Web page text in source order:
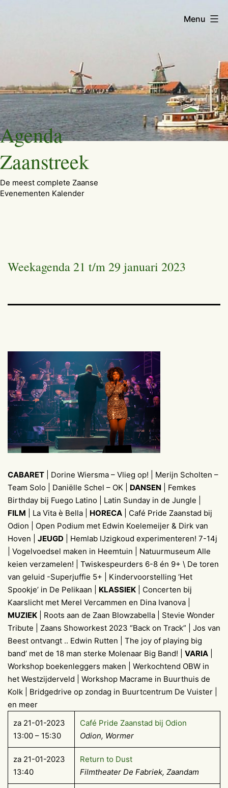
Ga
naar
de
inhoud
Agenda
Zaanstreek
De meest complete Zaanse
Evenementen Kalender
Menu
Weekagenda 21 t/m 29 januari 2023
CABARET | Dorine Wiersma – Vlieg op! | Merijn Scholten –
Team Solo | Daniëlle Schel – OK | DANSEN | Femkes
Birthday bij Fuego Latino | Latin Sunday in de Jungle |
FILM | La Vita è Bella | HORECA | Café Pride Zaanstad bij
Odion | Open Podium met Edwin Koelemeijer & Dirk van
Hoven | JEUGD | Hemlab IJzigkoud experimenteren! 7-14j
| Vogelvoedsel maken in Heemtuin | Natuurmuseum Alle
keien verzamelen! | Twiskespeurders 6-8 én 9+ \ De toren
van geluid -Superjuffie 5+ | Kindervoorstelling ‘Het
Spookje’ in De Pelikaan | KLASSIEK | Concerten bij
Kaarslicht met Merel Vercammen en Dina Ivanova |
MUZIEK | Roots aan de Zaan Blowzabella | Stevie Wonder
Tribute | Zaans Showorkest 2023 “Back on Track” | Jos van
Beest ontvangt .. Edwin Rutten | The joy of playing big
band’ met de 18 man sterke Molenaar Big Band! | VARIA
Workshop boekenleggers maken | Werkochtend OBW in
het Westzijderveld | Workshop Macrame in Buurthuis de
Kolk | Bridgedrive op zondag in Buurtcentrum De Vuister |
en meer
za 21-01-2023
13:00 – 15:30
Café Pride Zaanstad bij Odion
Odion, Wormer
za 21-01-2023
13:40
Return to Dust
Filmtheater De Fabriek, Zaandam